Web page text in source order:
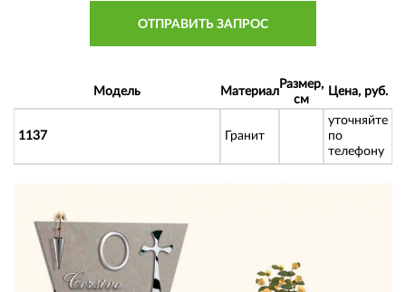
ОТПРАВИТЬ ЗАПРОС
Модель Материал
Размер,
см
Цена, руб.
1137 Гранит
уточняйте
по
телефону